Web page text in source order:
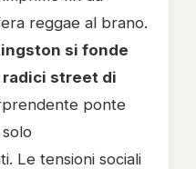
reggae al brano.
si fonde
street di
ponte
Le tensioni sociali